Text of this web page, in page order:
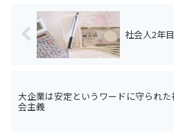
社会人2年
大企業は安定というワードに守られた
会主義